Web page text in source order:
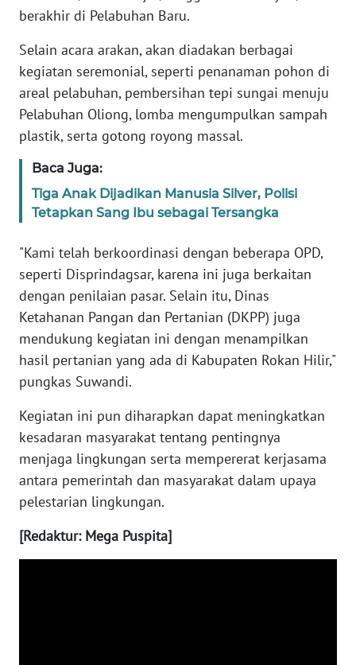
berakhir di Pelabuhan Baru.
Selain acara arakan, akan diadakan berbagai
kegiatan seremonial, seperti penanaman pohon di
areal pelabuhan, pembersihan tepi sungai menuju
Pelabuhan Oliong, lomba mengumpulkan sampah
plastik, serta gotong royong massal.
Baca Juga:
Tiga Anak Dijadikan Manusia Silver, Polisi
Tetapkan Sang Ibu sebagai Tersangka
"Kami telah berkoordinasi dengan beberapa OPD,
seperti Disprindagsar, karena ini juga berkaitan
dengan penilaian pasar. Selain itu, Dinas
Ketahanan Pangan dan Pertanian (DKPP) juga
mendukung kegiatan ini dengan menampilkan
hasil pertanian yang ada di Kabupaten Rokan Hilir,"
pungkas Suwandi.
Kegiatan ini pun diharapkan dapat meningkatkan
kesadaran masyarakat tentang pentingnya
menjaga lingkungan serta mempererat kerjasama
antara pemerintah dan masyarakat dalam upaya
pelestarian lingkungan.
[Redaktur: Mega Puspita]
WN
WN
BANTEN
WN
WN
KEPRI
WN
PAPUA
WN
PAPUA
BARAT
WN
WN
SERAMBI
WN
WN